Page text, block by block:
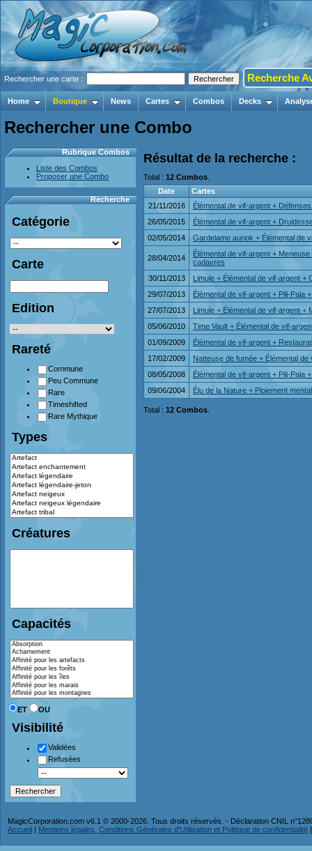
Rechercher une carte : Recherche
Home Boutique News Cartes Combos Decks
Rechercher une Combo
Rubrique Combos
Liste des Combos
Proposer une Combo
Recherche
Catégorie
Carte
Edition
Rareté
Commune
Peu Commune
Rare
Timeshifted
Rare Mythique
Types
Créatures
Capacités
ET OU
Visibilité
Validées
Refusées
Résultat de la recherche :
Total : 12 Combos
Date
Cartes
21/11/2016
Élémental de vif-argent +
26/05/2015
Élémental de vif-argent +
02/05/2014
Gardelame auriok + Élémental de
28/04/2014
Élémental de vif-argent +
cadavres
30/11/2013
Limule + Élémental de vif-argent +
29/07/2013
Élémental de vif-argent + Pili-Pala
27/07/2013
Limule + Élémental de vif-argent +
05/06/2010
Time Vault + Élémental de vif-
01/09/2009
Élémental de vif-argent +
17/02/2009
Natteuse de fumée + Élémental
08/05/2008
Élémental de vif-argent + Pili-Pala
09/06/2004
Élu de la Nature + Ploiement
Total : 12 Combos
MagicCorporation.com v6.1 © 2000-2026. Tous droits réservés. - Déclaration CNIL
Accueil | Mentions légales, Conditions Générales d'Utilisation et Politique de confidentialité